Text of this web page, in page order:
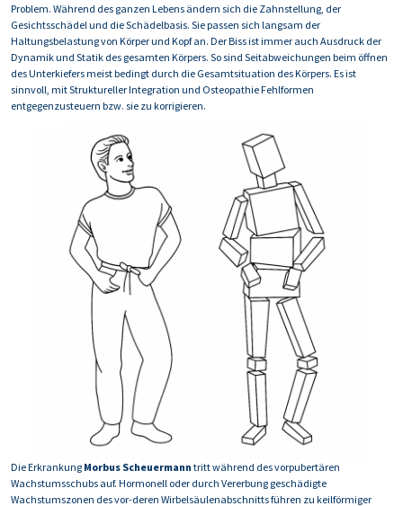
Problem. Während des ganzen Lebens ändern sich die Zahnstellung, der
Gesichtsschädel und die Schädelbasis. Sie passen sich langsam der
Haltungsbelastung von Körper und Kopf an. Der Biss ist immer auch Ausdruck der
Dynamik und Statik des gesamten Körpers. So sind Seitabweichungen beim öffnen
des Unterkiefers meist bedingt durch die Gesamtsituation des Körpers. Es ist
sinnvoll, mit Struktureller Integration und Osteopathie Fehlformen
entgegenzusteuern bzw. sie zu korrigieren.
Die Erkrankung Morbus Scheuermann tritt während des vorpubertären
Wachstumsschubs auf. Hormonell oder durch Vererbung geschädigte
Wachstumszonen des vor-deren Wirbelsäulenabschnitts führen zu keilförmiger